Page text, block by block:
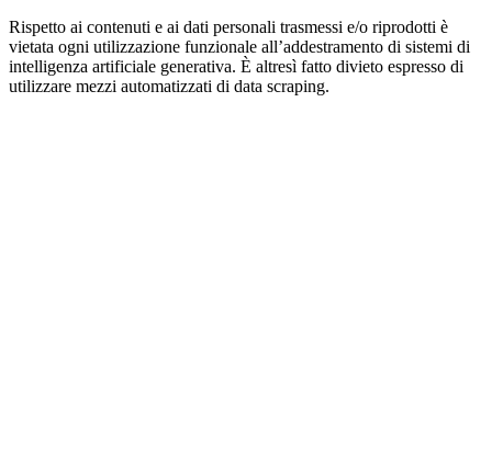
Rispetto ai contenuti e ai dati personali trasmessi e/o riprodotti è
vietata ogni utilizzazione funzionale all’addestramento di sistemi di
intelligenza artificiale generativa. È altresì fatto divieto espresso di
utilizzare mezzi automatizzati di data scraping.